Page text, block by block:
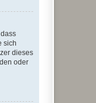
sich
dieses
oder